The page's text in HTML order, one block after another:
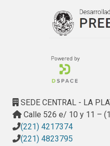
SEDE CENTRAL - LA
Calle 526 e/ 10 y 11 –
(221) 4217374
(221) 4823795